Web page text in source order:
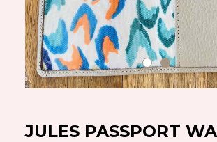
JULES PASSPORT